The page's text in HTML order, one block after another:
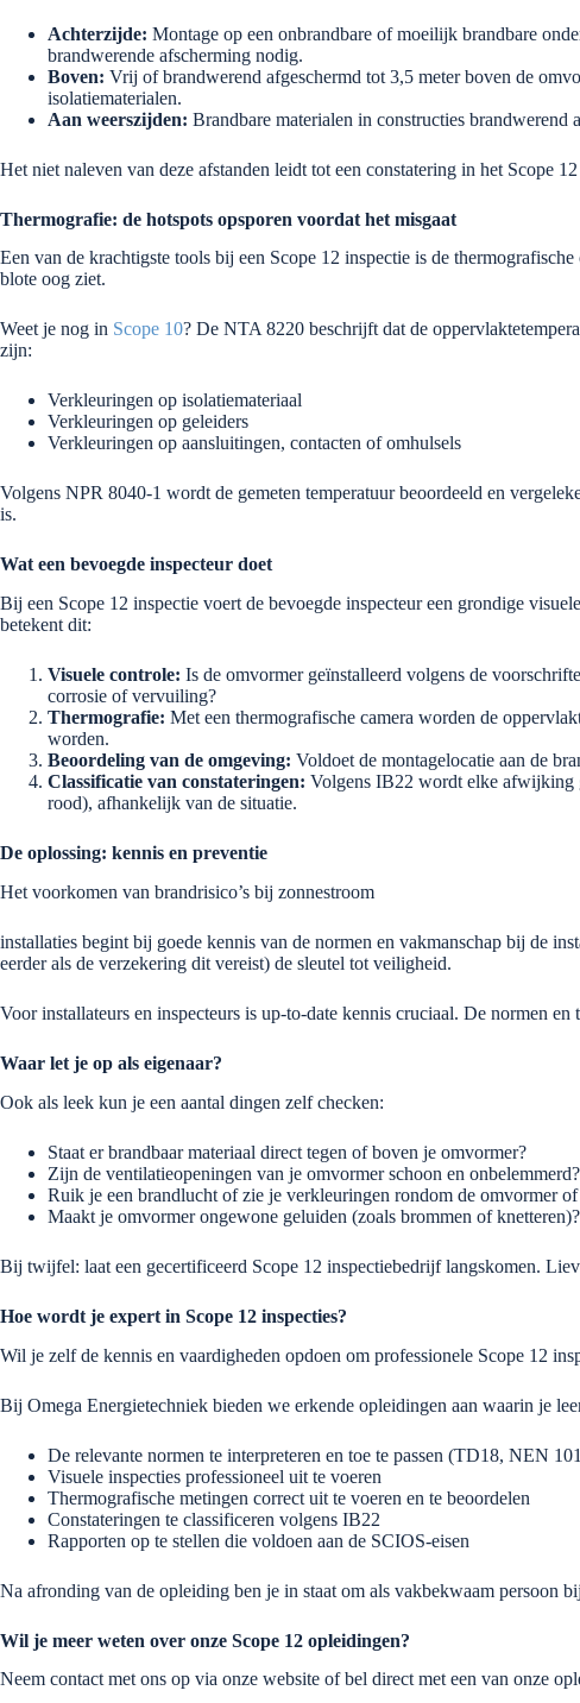
Achterzijde: Montage op een onbrandbare of moeilijk brandbare
brandwerende afscherming nodig.
Boven: Vrij of brandwerend afgeschermd tot 3,5 meter boven de
isolatiematerialen.
Aan weerszijden: Brandbare materialen in constructies brandwerend
Het niet naleven van deze afstanden leidt tot een constatering in het Scope
Thermografie: de hotspots opsporen voordat het misgaat
Een van de krachtigste tools bij een Scope 12 inspectie is de
blote oog ziet.
Weet je nog in Scope 10? De NTA 8220 beschrijft dat de
zijn:
Verkleuringen op isolatiemateriaal
Verkleuringen op geleiders
Verkleuringen op aansluitingen, contacten of omhulsels
Volgens NPR 8040-1 wordt de gemeten temperatuur beoordeeld en
is.
Wat een bevoegde inspecteur doet
Bij een Scope 12 inspectie voert de bevoegde inspecteur een grondige
betekent dit:
Visuele controle: Is de omvormer geïnstalleerd volgens de
corrosie of vervuiling?
Thermografie: Met een thermografische camera worden de
worden.
Beoordeling van de omgeving: Voldoet de montagelocatie aan de
Classificatie van constateringen: Volgens IB22 wordt elke afwijking
rood), afhankelijk van de situatie.
De oplossing: kennis en preventie
Het voorkomen van brandrisico’s bij zonnestroom
installaties begint bij goede kennis van de normen en vakmanschap bij de
eerder als de verzekering dit vereist) de sleutel tot veiligheid.
Voor installateurs en inspecteurs is up-to-date kennis cruciaal. De normen
Waar let je op als eigenaar?
Ook als leek kun je een aantal dingen zelf checken:
Staat er brandbaar materiaal direct tegen of boven je omvormer?
Zijn de ventilatieopeningen van je omvormer schoon en onbelemmerd?
Ruik je een brandlucht of zie je verkleuringen rondom de omvormer
Maakt je omvormer ongewone geluiden (zoals brommen of knetteren)?
Bij twijfel: laat een gecertificeerd Scope 12 inspectiebedrijf langskomen.
Hoe wordt je expert in Scope 12 inspecties?
Wil je zelf de kennis en vaardigheden opdoen om professionele Scope 12
Bij Omega Energietechniek bieden we erkende opleidingen aan waarin je
De relevante normen te interpreteren en toe te passen (TD18, NEN
Visuele inspecties professioneel uit te voeren
Thermografische metingen correct uit te voeren en te beoordelen
Constateringen te classificeren volgens IB22
Rapporten op te stellen die voldoen aan de SCIOS-eisen
Na afronding van de opleiding ben je in staat om als vakbekwaam persoon
Wil je meer weten over onze Scope 12 opleidingen?
Neem contact met ons op via onze website of bel direct met een van onze